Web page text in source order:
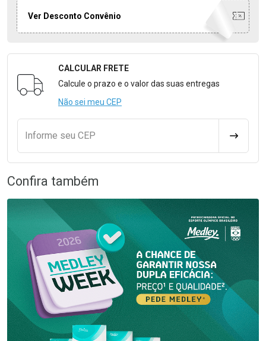
Ver Desconto Convênio
Formulário para Calcular o Frete
CALCULAR FRETE
Calcule o prazo e o valor das suas entregas
Não sei meu CEP
Informe seu CEP
Confira também